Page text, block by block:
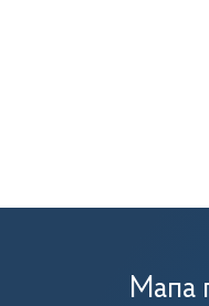
Мапа